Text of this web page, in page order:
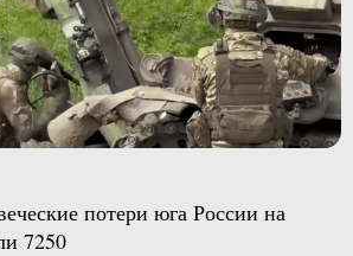
потери юга России на
7250